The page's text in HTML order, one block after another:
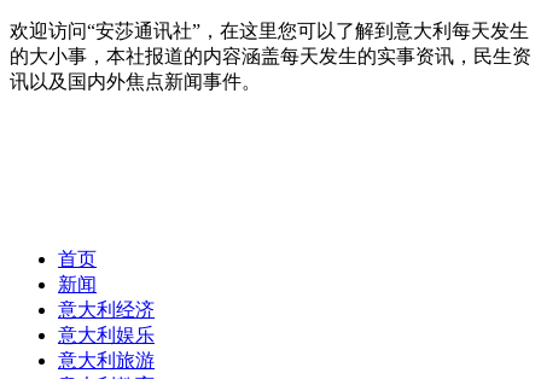
欢迎访问“安莎通讯社”，在这里您可以了解到意大利每天发生
的大小事，本社报道的内容涵盖每天发生的实事资讯，民生资
讯以及国内外焦点新闻事件。
首页
新闻
意大利经济
意大利娱乐
意大利旅游